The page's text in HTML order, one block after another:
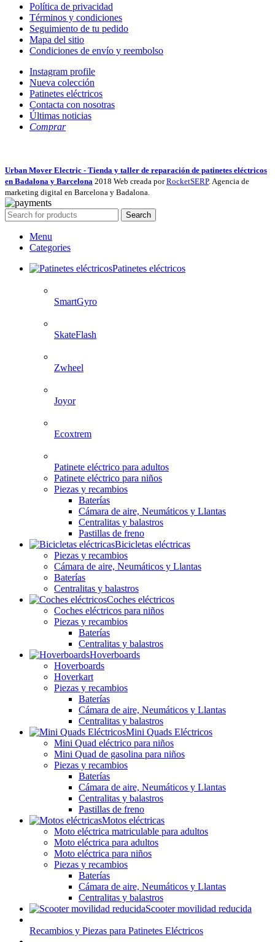
Política de privacidad
Términos y condiciones
Seguimiento de tu pedido
Mapa del sitio
Condiciones de envío y reembolso
Instagram profile
Nueva colección
Patinetes eléctricos
Contacta con nosotras
Últimas noticias
Comprar
Urban Mover Electric - Tienda y taller de reparación de patinetes eléctricos
en Badalona y Barcelona 2018 Web creada porRocketSERP. Agencia de
marketing digital en Barcelona y Badalona.
Search
Menu
Categories
Patinetes eléctricos
SmartGyro
SkateFlash
Zwheel
Joyor
Ecoxtrem
Patinete eléctrico para adultos
Patinete eléctrico para niños
Piezas y recambios
Baterías
Cámara de aire, Neumáticos y Llantas
Centralitas y balastros
Pastillas de freno
Bicicletas eléctricas
Piezas y recambios
Cámara de aire, Neumáticos y Llantas
Baterías
Centralitas y balastros
Coches eléctricos
Coches eléctricos para niños
Piezas y recambios
Baterías
Centralitas y balastros
Hoverboards
Hoverboards
Hoverkart
Piezas y recambios
Baterías
Cámara de aire, Neumáticos y Llantas
Centralitas y balastros
Mini Quads Eléctricos
Mini Quad eléctrico para niños
Mini Quad de gasolina para niños
Piezas y recambios
Baterías
Cámara de aire, Neumáticos y Llantas
Centralitas y balastros
Pastillas de freno
Motos eléctricas
Moto eléctrica matriculable para adultos
Moto eléctrica para adultos
Moto eléctrica para niños
Piezas y recambios
Baterías
Cámara de aire, Neumáticos y Llantas
Centralitas y balastros
Scooter movilidad reducida
Recambios y Piezas para Patinetes Eléctricos